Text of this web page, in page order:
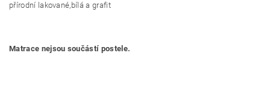
přírodní lakované,bílá a grafit
Matrace nejsou součástí postele.